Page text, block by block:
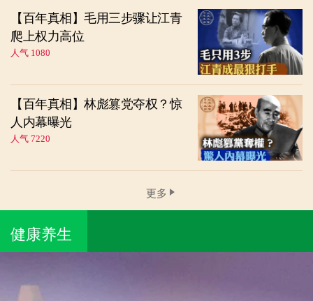
【百年真相】毛用三步骤让江青
爬上权力高位
人气 1080
【百年真相】林彪篡党夺权？惊
人内幕曝光
人气 7220
更多
健康养生